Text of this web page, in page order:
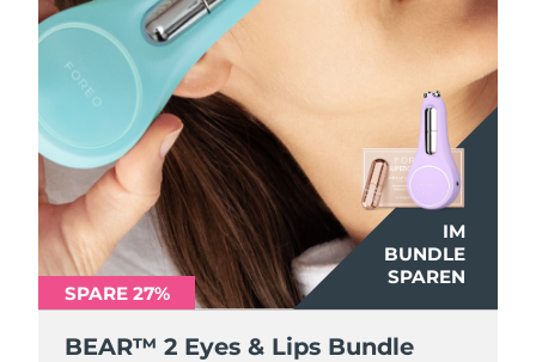
IM
BUNDLE
SPAREN
SPARE 27%
BEAR™ 2 Eyes & Lips Bundle
IM
BUNDLE
SPAREN
SPARE 27%
BEAR™ 2 Eyes & Lips Bundle